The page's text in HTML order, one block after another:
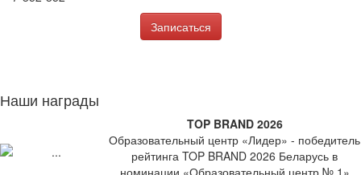
Записаться
Наши награды
TOP BRAND 2026
Образовательный центр «Лидер» - победитель
рейтинга TOP BRAND 2026 Беларусь в
номинации «Образовательный центр № 1»